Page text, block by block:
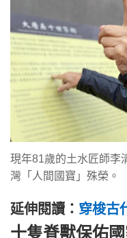
現年81歲的土水匠師李
灣「人間國寶」殊榮。
延伸閱讀： 穿梭古
十隻脊獸保佑